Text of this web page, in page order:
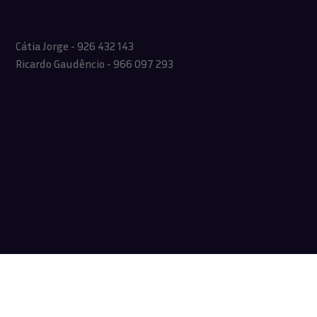
Cátia Jorge - 926 432 143
Ricardo Gaudêncio - 966 097 293